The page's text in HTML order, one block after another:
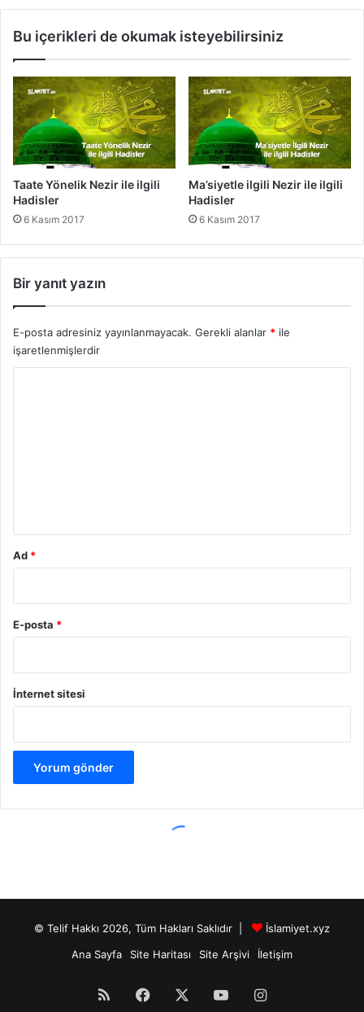
© Telif Hakkı 2026, Tüm Hakları Saklıdır |
İslamiyet.xyz
Ana Sayfa
Site Haritası Site Arşivi İletişim
RSS Facebook YouTubeInstagram